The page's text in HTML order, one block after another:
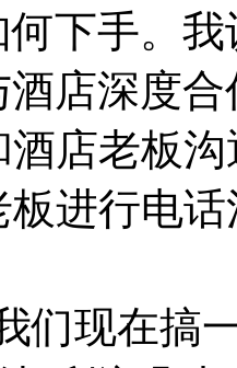
下手。
店深度合
店老板沟
进行电话
们现在搞